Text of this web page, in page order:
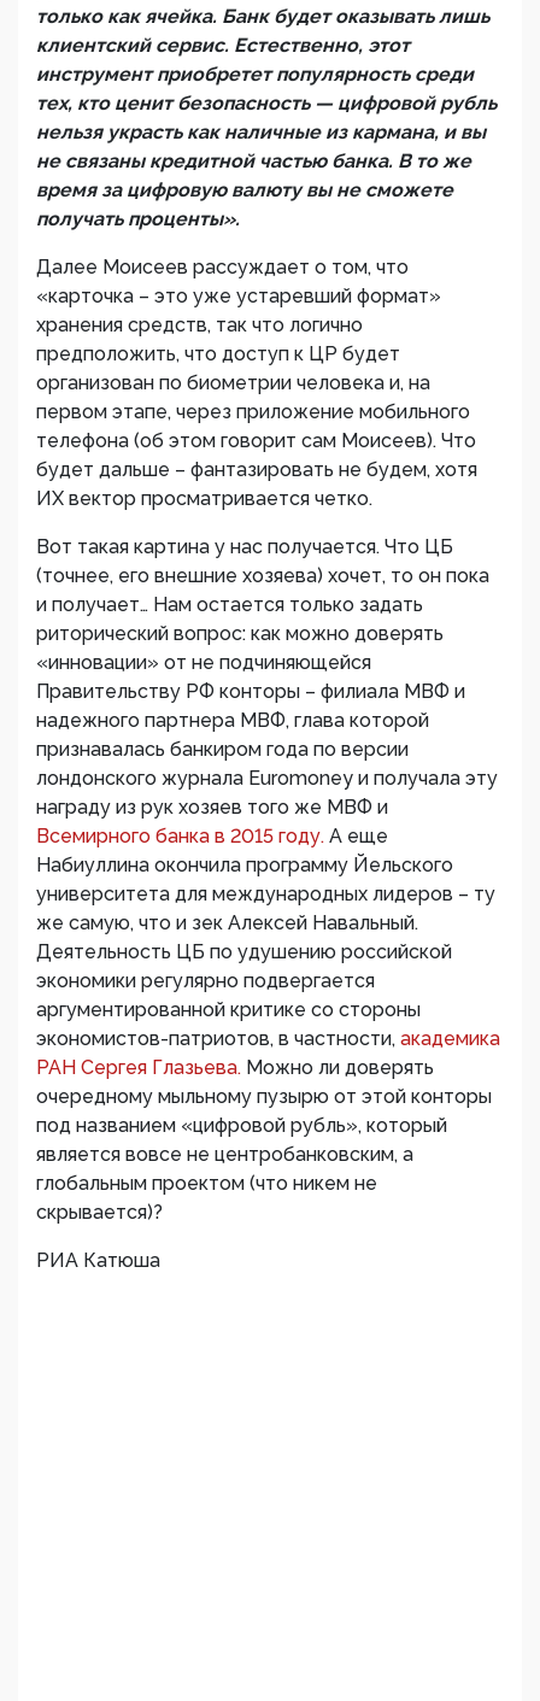
только как ячейка. Банк будет оказывать лишь
клиентский сервис. Естественно, этот
инструмент приобретет популярность среди
тех, кто ценит безопасность — цифровой рубль
нельзя украсть как наличные из кармана, и вы
не связаны кредитной частью банка. В то же
время за цифровую валюту вы не сможете
получать проценты».
Далее Моисеев рассуждает о том, что
«карточка – это уже устаревший формат»
хранения средств, так что логично
предположить, что доступ к ЦР будет
организован по биометрии человека и, на
первом этапе, через приложение мобильного
телефона (об этом говорит сам Моисеев). Что
будет дальше – фантазировать не будем, хотя
ИХ вектор просматривается четко.
Вот такая картина у нас получается. Что ЦБ
(точнее, его внешние хозяева) хочет, то он пока
и получает… Нам остается только задать
риторический вопрос: как можно доверять
«инновации» от не подчиняющейся
Правительству РФ конторы – филиала МВФ и
надежного партнера МВФ, глава которой
признавалась банкиром года по версии
лондонского журнала Euromoney и получала эту
награду из рук хозяев того же МВФ и
Всемирного банка в 2015 году. А еще
Набиуллина окончила программу Йельского
университета для международных лидеров – ту
же самую, что и зек Алексей Навальный.
Деятельность ЦБ по удушению российской
экономики регулярно подвергается
аргументированной критике со стороны
экономистов-патриотов, в частности, академика
РАН Сергея Глазьева. Можно ли доверять
очередному мыльному пузырю от этой конторы
под названием «цифровой рубль», который
является вовсе не центробанковским, а
глобальным проектом (что никем не
скрывается)?
РИА Катюша